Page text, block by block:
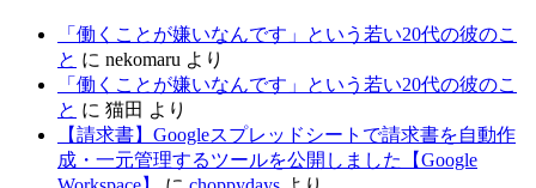
「働くことが嫌いなんです」という若い20代の彼のこ
と に nekomaru より
「働くことが嫌いなんです」という若い20代の彼のこ
と に 猫田 より
【請求書】Googleスプレッドシートで請求書を自動作
成・一元管理するツールを公開しました【Google